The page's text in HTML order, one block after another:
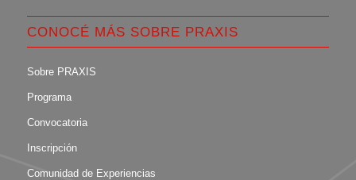
CONOCÉ MÁS SOBRE PRAXIS
Sobre PRAXIS
Programa
Convocatoria
Inscripción
Comunidad de Experiencias